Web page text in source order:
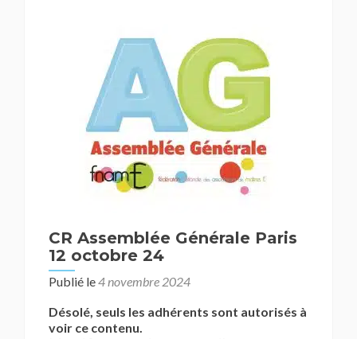
CR Assemblée Générale Paris
12 octobre 24
Publié le4 novembre 2024
Désolé, seuls les adhérents sont autorisés à
voir ce contenu.